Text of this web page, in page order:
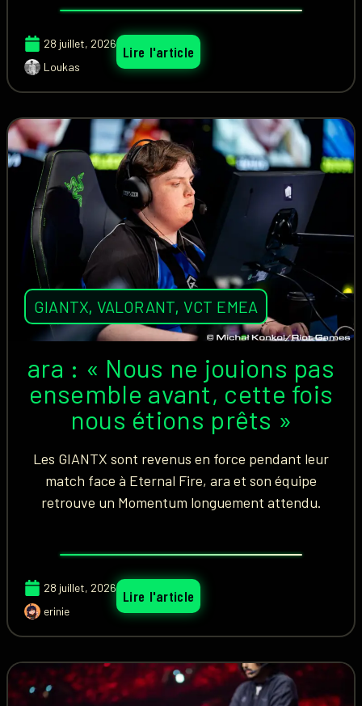
28 juillet, 2026
Loukas
Lire l'article
GIANTX, VALORANT, VCT EMEA
ara : « Nous ne jouions pas
ensemble avant, cette fois
nous étions prêts »
Les GIANTX sont revenus en force pendant leur
match face à Eternal Fire, ara et son équipe
retrouve un Momentum longuement attendu.
28 juillet, 2026
erinie
Lire l'article